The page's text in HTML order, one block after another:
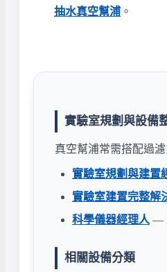
抽水真空幫浦 。
實驗室規劃與設備
真空幫浦常需搭配過
實驗室規劃與建置
實驗室建置完整解
科學儀器經理人 —
相關設備分類